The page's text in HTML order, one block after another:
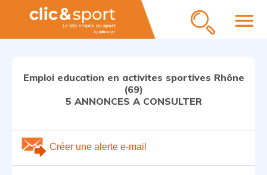
menu
Emploi education en activites sportives Rhône
(69)
5 ANNONCES A CONSULTER
Créer une alerte e-mail